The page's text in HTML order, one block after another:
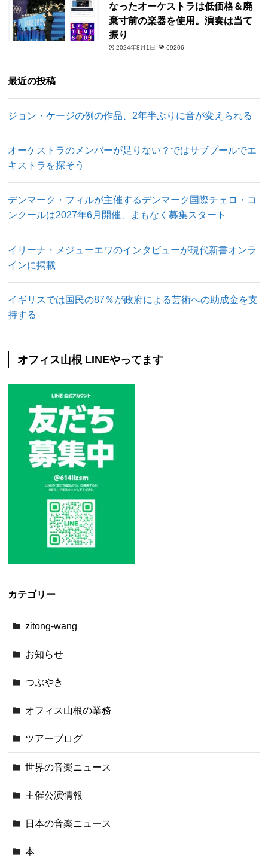
なったオーケストラは低価格＆廃
棄寸前の楽器を使用。演奏は当て
振り
2024年8月1日 69206
最近の投稿
ジョン・ケージの例の作品、2年半ぶりに音が変えられる
オーケストラのメンバーが足りない？ではサブプールでエ
キストラを探そう
デンマーク・フィルが主催するデンマーク国際チェロ・コ
ンクールは2027年6月開催、まもなく募集スタート
イリーナ・メジューエワのインタビューが現代新書オンラ
インに掲載
イギリスでは国民の87％が政府による芸術への助成金を支
持する
オフィス山根 LINEやってます
カテゴリー
zitong-wang
お知らせ
つぶやき
オフィス山根の業務
ツアーブログ
世界の音楽ニュース
主催公演情報
日本の音楽ニュース
本